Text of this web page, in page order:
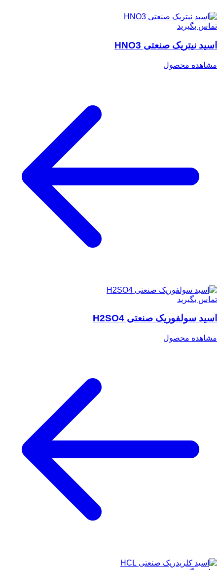
تماس بگیرید
اسید نیتریک صنعتی HNO3
مشاهده محصول
تماس بگیرید
اسید سولفوریک صنعتی H2SO4
مشاهده محصول